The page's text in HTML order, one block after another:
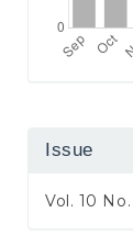
Issue
Vol. 10